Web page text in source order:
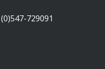
729091